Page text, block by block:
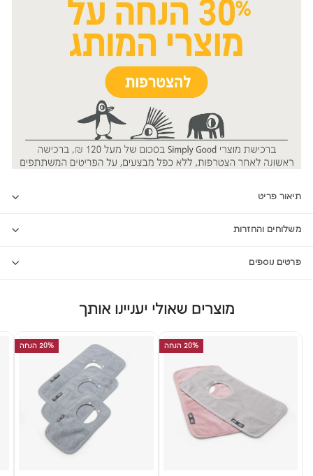
תיאור פריט
משלוחים והחזרות
פרטים נוספים
מוצרים שאולי יעניינו אותך
20% הנחה 20% הנחה